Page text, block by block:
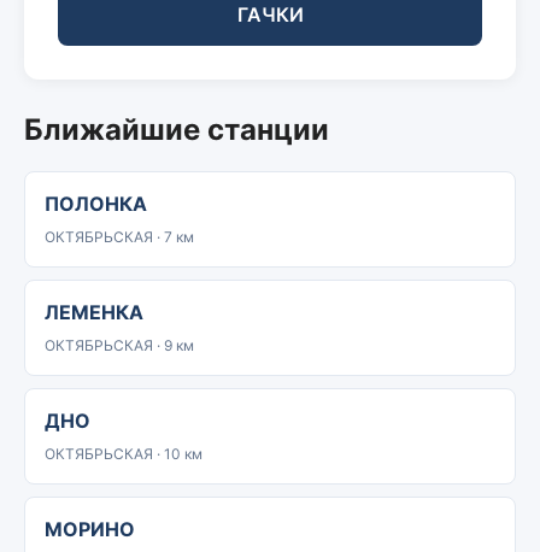
ГАЧКИ
Ближайшие станции
ПОЛОНКА
ОКТЯБРЬСКАЯ · 7 км
ЛЕМЕНКА
ОКТЯБРЬСКАЯ · 9 км
ДНО
ОКТЯБРЬСКАЯ · 10 км
МОРИНО